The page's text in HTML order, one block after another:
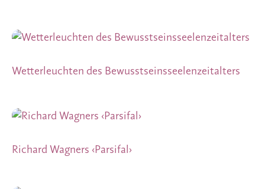
Wetterleuchten des Bewusstseinsseelenzeitalters
Richard Wagners ‹Parsifal›